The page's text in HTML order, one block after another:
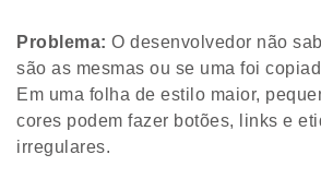
Problema: O desenvolvedor não
são as mesmas ou se uma foi
Em uma folha de estilo maior,
cores podem fazer botões, links e
irregulares.